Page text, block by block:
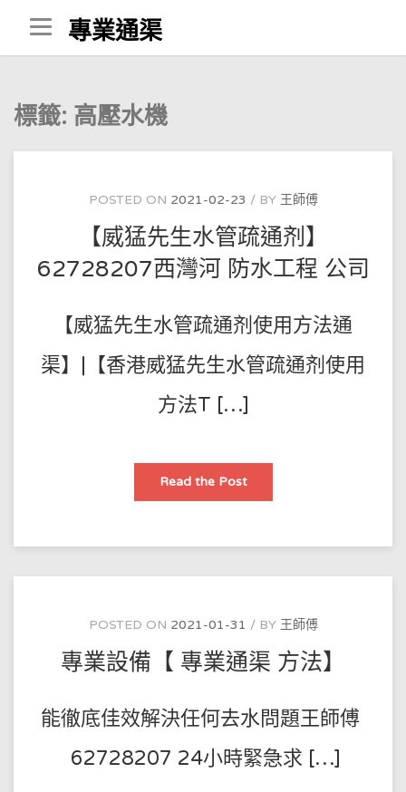
Skip
to
content
專業通渠
標籤: 高壓水機
POSTED ON 2021-02-23 BY 王師傅
【威猛先生水管疏通剂】
62728207西灣河 防水工程 公司
【威猛先生水管疏通剂使用方法通
渠】|【香港威猛先生水管疏通剂使用
方法T […]
Read the Post【威
先
管
灣
河
水
工
司
POSTED ON 2021-01-31 BY 王師傅
專業設備【 專業通渠 方法】
能徹底佳效解決任何去水問題王師傅
62728207 24小時緊急求 […]